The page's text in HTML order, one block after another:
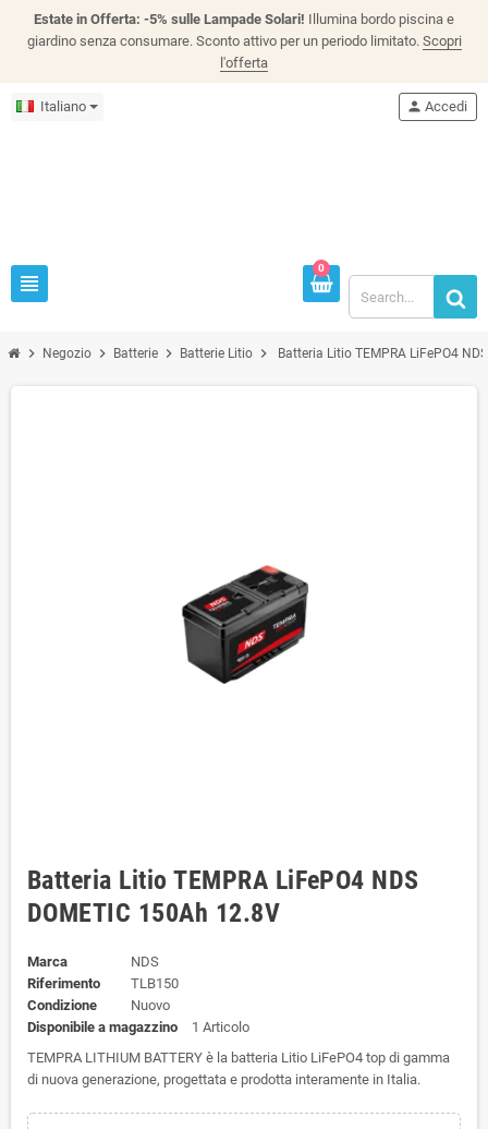
Estate in Offerta: -5% sulle Lampade Solari! Illumina bordo piscina e
giardino senza consumare. Sconto attivo per un periodo limitato. Scopri
l'offerta
Italiano
view_headline
person Accedi
0
chevron_right Negozio chevron_right Batterie chevron_right Batterie Litio chevron_right Batteria Litio TEMPRA LiFePO4
Batteria Litio TEMPRA LiFePO4 NDS
DOMETIC 150Ah 12.8V
Marca
NDS
Riferimento
TLB150
Condizione
Nuovo
Disponibile a magazzino
1 Articolo
TEMPRA LITHIUM BATTERY è la batteria Litio LiFePO4 top di gamma
di nuova generazione, progettata e prodotta interamente in Italia.